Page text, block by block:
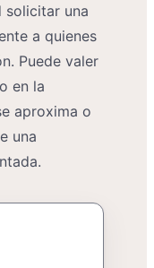
solicitar una
a quienes
Puede valer
en la
aproxima o
una